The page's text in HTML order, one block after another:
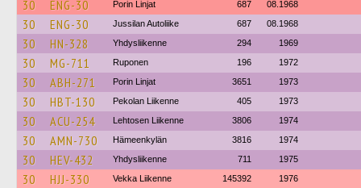
30 ENG-30 Porin Linjat 687 08.1968
30 ENG-30 Jussilan Autoliike 687 08.1968
30 HN-328 Yhdysliikenne 294 1969
30 MG-711 Ruponen 196 1972
30 ABH-271 Porin Linjat 3651 1973
30 HBT-130 Pekolan Liikenne 405 1973
30 ACU-254 Lehtosen Liikenne 3806 1974
30 AMN-730 Hämeenkylän 3816 1974
30 HEV-432 Yhdysliikenne 711 1975
30 HJJ-330 Vekka Liikenne 145392 1976